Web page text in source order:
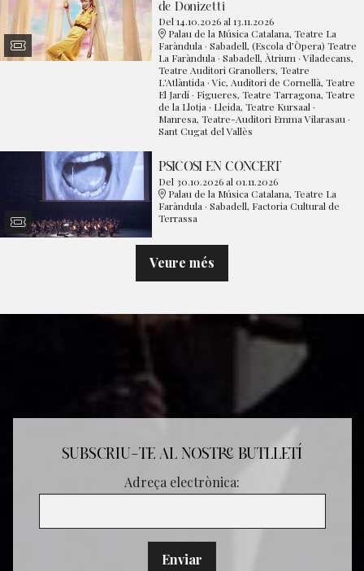
de Donizetti
Del 14.10.2026al 13.11.2026
Palau de la Música Catalana, Teatre La
Faràndula · Sabadell, (Escola d’Òpera) Teatre
La Faràndula · Sabadell, Àtrium · Viladecans,
Teatre Auditori Granollers, Teatre
L'Atlàntida · Vic, Auditori de Cornellà, Teatre
El Jardí · Figueres, Teatre Tarragona, Teatre
de la Llotja · Lleida, Teatre Kursaal ·
Manresa, Teatre-Auditori Emma Vilarasau ·
Sant Cugat del Vallès
PSICOSI EN CONCERT
Del 30.10.2026al 01.11.2026
Palau de la Música Catalana, Teatre La
Faràndula · Sabadell, Factoria Cultural de
Terrassa
Veure més
SUBSCRIU-TE AL NOSTRE BUTLLETÍ
Adreça electrònica: